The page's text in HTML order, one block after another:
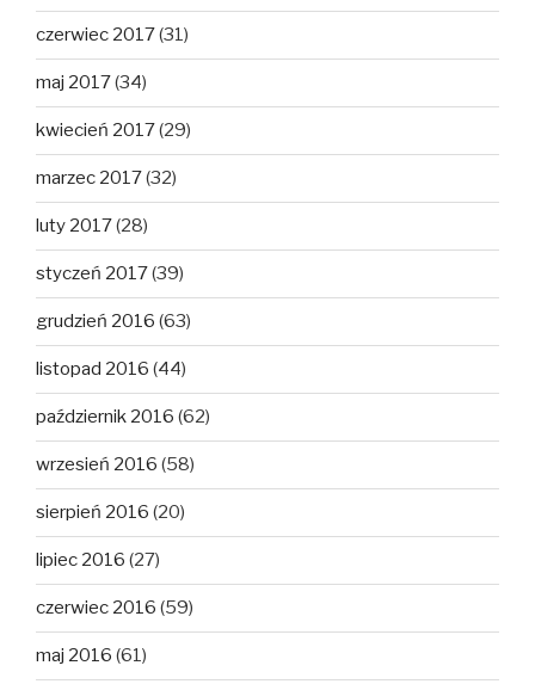
czerwiec 2017(31)
maj 2017(34)
kwiecień 2017(29)
marzec 2017(32)
luty 2017(28)
styczeń 2017(39)
grudzień 2016 (63)
listopad 2016 (44)
październik 2016 (62)
wrzesień 2016 (58)
sierpień 2016 (20)
lipiec 2016 (27)
czerwiec 2016 (59)
maj 2016 (61)